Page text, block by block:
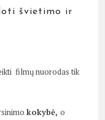
švietimo ir
filmų nuorodas tik
kokybė,o